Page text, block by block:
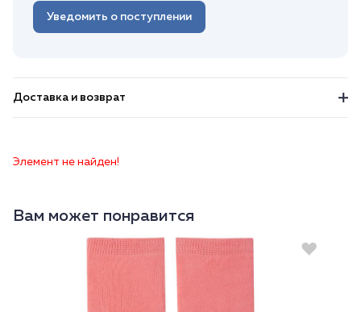
Уведомить о поступлении
Доставка и возврат
Элемент не найден!
Вам может понравится